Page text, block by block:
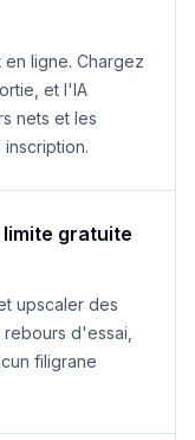
ligne. Chargez
et l'IA
nets et les
limite gratuite
upscaler des
d'essai,
filigrane